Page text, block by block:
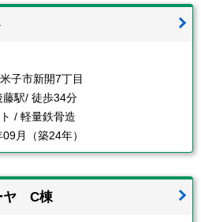
子市新開7丁目
藤駅/ 徒歩34分
/ 軽量鉄骨造
月（築24年）
ヤ C棟